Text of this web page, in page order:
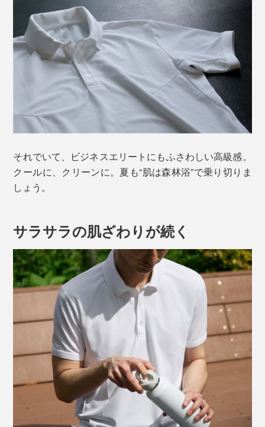
それでいて、ビジネスエリートにもふさわしい高級感。
クールに、クリーンに。夏も“肌は森林浴”で乗り切りま
しょう。
サラサラの肌ざわりが続く